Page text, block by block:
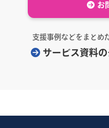
お
支援事例などをまとめ
サービス資料